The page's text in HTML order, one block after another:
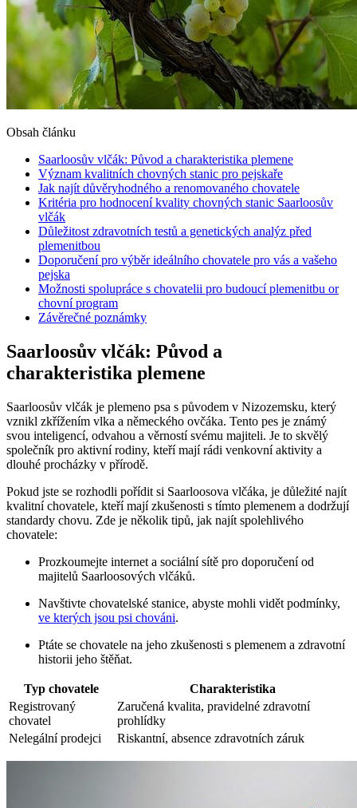
Obsah článku
Saarloosův vlčák: Původ a charakteristika plemene
Význam kvalitních chovných stanic pro pejskaře
Jak najít důvěryhodného a renomovaného chovatele
Kritéria pro hodnocení kvality chovných stanic Saarloosův
vlčák
Důležitost zdravotních testů a genetických analýz před
plemenitbou
Doporučení pro výběr ideálního chovatele pro vás a vašeho
pejska
Možnosti spolupráce s chovatelii pro budoucí plemenitbu or
chovní program
Závěrečné poznámky
Saarloosův vlčák: Původ a
charakteristika plemene
Saarloosův vlčák je plemeno psa s původem v Nizozemsku, který
vznikl zkřížením vlka a německého ovčáka. Tento pes je známý
svou inteligencí, odvahou a věrností svému majiteli. Je to skvělý
společník pro aktivní rodiny, kteří mají rádi venkovní aktivity a
dlouhé procházky v přírodě.
Pokud jste se rozhodli pořídit si Saarloosova vlčáka, je důležité najít
kvalitní chovatele, kteří mají zkušenosti s tímto plemenem a dodržují
standardy chovu. Zde je několik tipů, jak najít spolehlivého
chovatele:
Prozkoumejte internet a sociální sítě pro doporučení od
majitelů Saarloosových vlčáků.
Navštivte chovatelské stanice, abyste mohli vidět podmínky,
ve kterých jsou psi chováni.
Ptáte se chovatele na jeho zkušenosti s plemenem a zdravotní
historii jeho štěňat.
Typ chovatele
Charakteristika
Registrovaný
chovatel
Zaručená kvalita, pravidelné zdravotní
prohlídky
Nelegální prodejci
Riskantní, absence zdravotních záruk